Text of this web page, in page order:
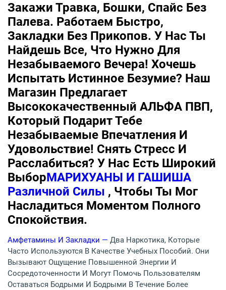
Закажи Травка, Бошки, Спайс Без
Палева. Работаем Быстро,
Закладки Без Прикопов. У Нас Ты
Найдешь Все, Что Нужно Для
Незабываемого Вечера! Хочешь
Испытать Истинное Безумие? Наш
Магазин Предлагает
Высококачественный АЛЬФА ПВП,
Который Подарит Тебе
Незабываемые Впечатления И
Удовольствие! Снять Стресс И
Расслабиться? У Нас Есть Широкий
ВыборМАРИХУАНЫ И ГАШИША
Различной Силы , Чтобы Ты Мог
Насладиться Моментом Полного
Спокойствия.
Амфетамины И Закладки — Два Наркотика, Которые
Часто Используются В Качестве Учебных Пособий. Они
Вызывают Ощущение Повышенной Энергии И
Сосредоточенности И Могут Помочь Пользователям
Оставаться Бодрыми И Бодрыми В Течение Более